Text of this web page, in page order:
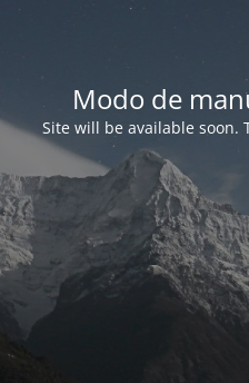
Modo de
Site will be available soon.